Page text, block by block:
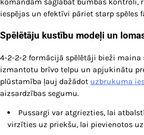
iespējas un efektīvi pāriet starp spēles
Spēlētāju kustību modeļi un
4-2-2-2 formācijā spēlētāji bieži maina
izmantotu brīvo telpu un apjukinātu
plūstamība ļauj dažādot uzbrukuma
aizsardzības segumu.
Pussargi var atgriezties, lai
virzīties uz priekšu, lai pievienotos